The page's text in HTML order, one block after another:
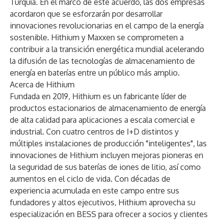
Turquía. En el marco de este acuerdo, las dos empresas
acordaron que se esforzarán por desarrollar
innovaciones revolucionarias en el campo de la energía
sostenible. Hithium y Maxxen se comprometen a
contribuir a la transición energética mundial acelerando
la difusión de las tecnologías de almacenamiento de
energía en baterías entre un público más amplio.
Acerca de Hithium
Fundada en 2019, Hithium es un fabricante líder de
productos estacionarios de almacenamiento de energía
de alta calidad para aplicaciones a escala comercial e
industrial. Con cuatro centros de I+D distintos y
múltiples instalaciones de producción "inteligentes", las
innovaciones de Hithium incluyen mejoras pioneras en
la seguridad de sus baterías de iones de litio, así como
aumentos en el ciclo de vida. Con décadas de
experiencia acumulada en este campo entre sus
fundadores y altos ejecutivos, Hithium aprovecha su
especialización en BESS para ofrecer a socios y clientes